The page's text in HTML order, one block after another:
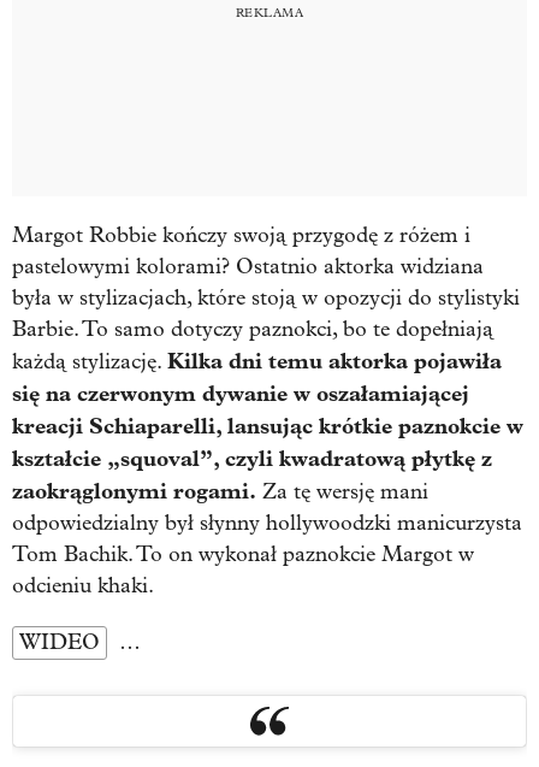
Margot Robbie kończy swoją przygodę z różem i
pastelowymi kolorami? Ostatnio aktorka widziana
była w stylizacjach, które stoją w opozycji do stylistyki
Barbie. To samo dotyczy paznokci, bo te dopełniają
każdą stylizację. Kilka dni temu aktorka pojawiła
się na czerwonym dywanie w oszałamiającej
kreacji Schiaparelli, lansując krótkie paznokcie w
kształcie „squoval”, czyli kwadratową płytkę z
zaokrąglonymi rogami. Za tę wersję mani
odpowiedzialny był słynny hollywoodzki manicurzysta
Tom Bachik. To on wykonał paznokcie Margot w
odcieniu khaki.
WIDEO …